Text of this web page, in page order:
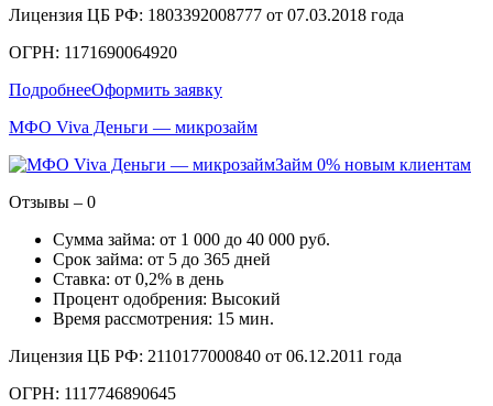
Лицензия ЦБ РФ: 1803392008777 от 07.03.2018 года
ОГРН: 1171690064920
ПодробнееОформить заявку
МФО Viva Деньги — микрозайм
Займ 0% новым клиентам
Отзывы – 0
Сумма займа: от 1 000 до 40 000 руб.
Срок займа: от 5 до 365 дней
Ставка: от 0,2% в день
Процент одобрения: Высокий
Время рассмотрения: 15 мин.
Лицензия ЦБ РФ: 2110177000840 от 06.12.2011 года
ОГРН: 1117746890645